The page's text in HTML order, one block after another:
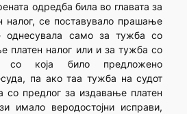
одредба била во главата за
налог, се поставувало прашање
однесувала само за тужба со
платен налог или и за тужба со
со која било предложено
па ако таа тужба на судот
со предлог за издавање платен
имало веродостојни исправи,